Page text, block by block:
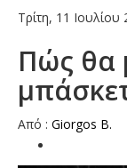
Τρίτη, 11 Ιουλίου
Πώς θα
Από : Giorgos B.